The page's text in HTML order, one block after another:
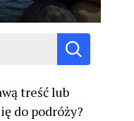
treść lub
do podróży?